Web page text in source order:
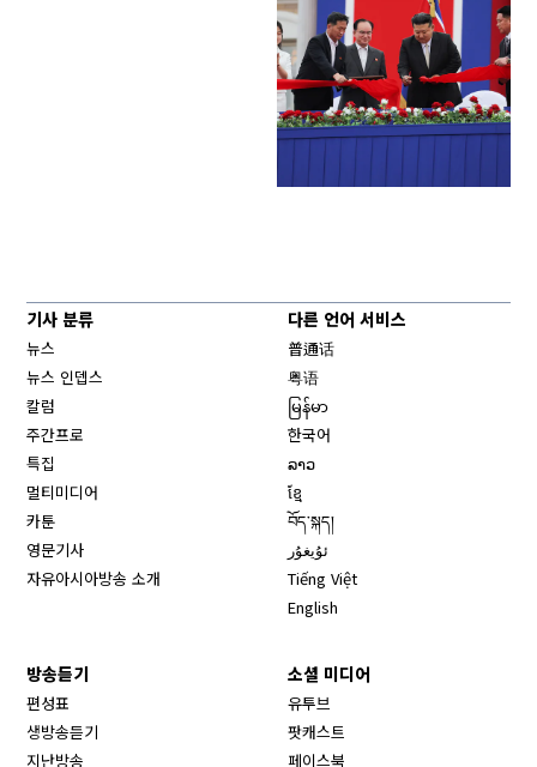
기사 분류
뉴스
뉴스 인뎁스
칼럼
주간프로
특집
멀티미디어
카툰
영문기사
자유아시아방송 소개
다른 언어 서비스
普通话
粤语
မြန်မာ
한국어
ລາວ
ខ្មែ
བོད་སྐད།
ئۇيغۇر
Tiếng Việt
English
방송듣기
편성표
생방송듣기
지난방송
소셜 미디어
유투브
팟캐스트
페이스북